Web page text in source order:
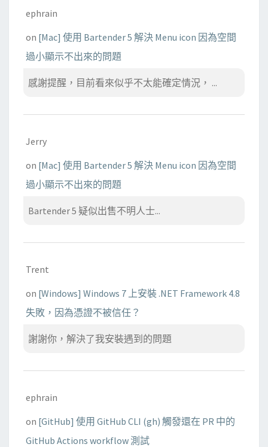
ephrain
on [Mac] 使用 Bartender 5 解決 Menu icon 因為空間
過小顯示不出來的問題
感謝提醒，目前看來似乎不太能確定情況， ...
Jerry
on [Mac] 使用 Bartender 5 解決 Menu icon 因為空間
過小顯示不出來的問題
Bartender 5 疑似出售不明人士...
Trent
on [Windows] Windows 7 上安裝 .NET Framework 4.8
失敗，因為憑證不被信任？
謝謝你，解決了我安裝遇到的問題
ephrain
on [GitHub] 使用 GitHub CLI (gh) 觸發還在 PR 中的
GitHub Actions workflow 測試